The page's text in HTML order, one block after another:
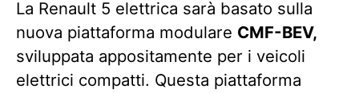
La Renault 5 elettrica sarà basato sulla
nuova piattaforma modulare CMF-BEV,
sviluppata appositamente per i veicoli
elettrici compatti. Questa piattaforma